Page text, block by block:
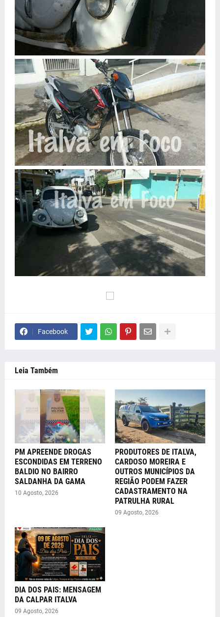
Facebook
Leia Também
PM APREENDE DROGAS
ESCONDIDAS EM TERRENO
BALDIO NO BAIRRO
SALDANHA DA GAMA
10 Agosto, 2026
PRODUTORES DE ITALVA,
CARDOSO MOREIRA E
OUTROS MUNICÍPIOS DA
REGIÃO PODEM FAZER
CADASTRAMENTO NA
PATRULHA RURAL
09 Agosto, 2026
DIA DOS PAIS: MENSAGEM
DA CALPAR ITALVA
09 Agosto, 2026